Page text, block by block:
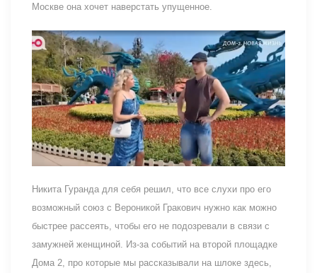
Москве она хочет наверстать упущенное.
Никита Гуранда для себя решил, что все слухи про его
возможный союз с Вероникой Гракович нужно как можно
быстрее рассеять, чтобы его не подозревали в связи с
замужней женщиной. Из-за событий на второй площадке
Дома 2, про которые мы рассказывали на шлоке здесь,